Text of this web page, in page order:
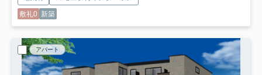
敷礼0 新築
アパート